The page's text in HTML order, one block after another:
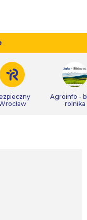
Agroinfo -
rolnika